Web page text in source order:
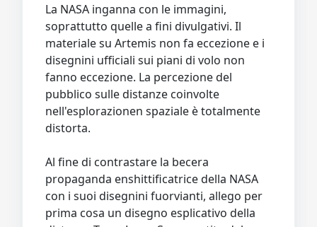
La NASA inganna con le immagini,
soprattutto quelle a fini divulgativi. Il
materiale su Artemis non fa eccezione e i
disegnini ufficiali sui piani di volo non
fanno eccezione. La percezione del
pubblico sulle distanze coinvolte
nell'esplorazionen spaziale è totalmente
distorta.
Al fine di contrastare la becera
propaganda enshittificatrice della NASA
con i suoi disegnini fuorvianti, allego per
prima cosa un disegno esplicativo della